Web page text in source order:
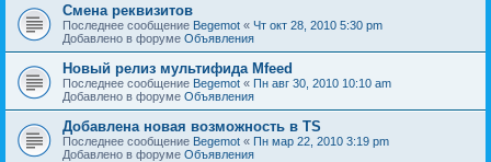
Смена реквизитов
Последнее сообщение Begemot « Чт окт 28, 2010 5:30 pm
Добавлено в форуме Объявления
Новый релиз мультифида Mfeed
Последнее сообщение Begemot « Пн авг 30, 2010 10:10 am
Добавлено в форуме Объявления
Добавлена новая возможность в TS
Последнее сообщение Begemot « Пн мар 22, 2010 3:19 pm
Добавлено в форуме Объявления